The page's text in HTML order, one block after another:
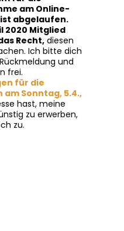
am Online-
ist abgelaufen.
2020 Mitglied
Recht, diesen
Ich bitte dich
und
frei.
für die
Sonntag, 5.4.,
hast, meine
zu erwerben,
zu.